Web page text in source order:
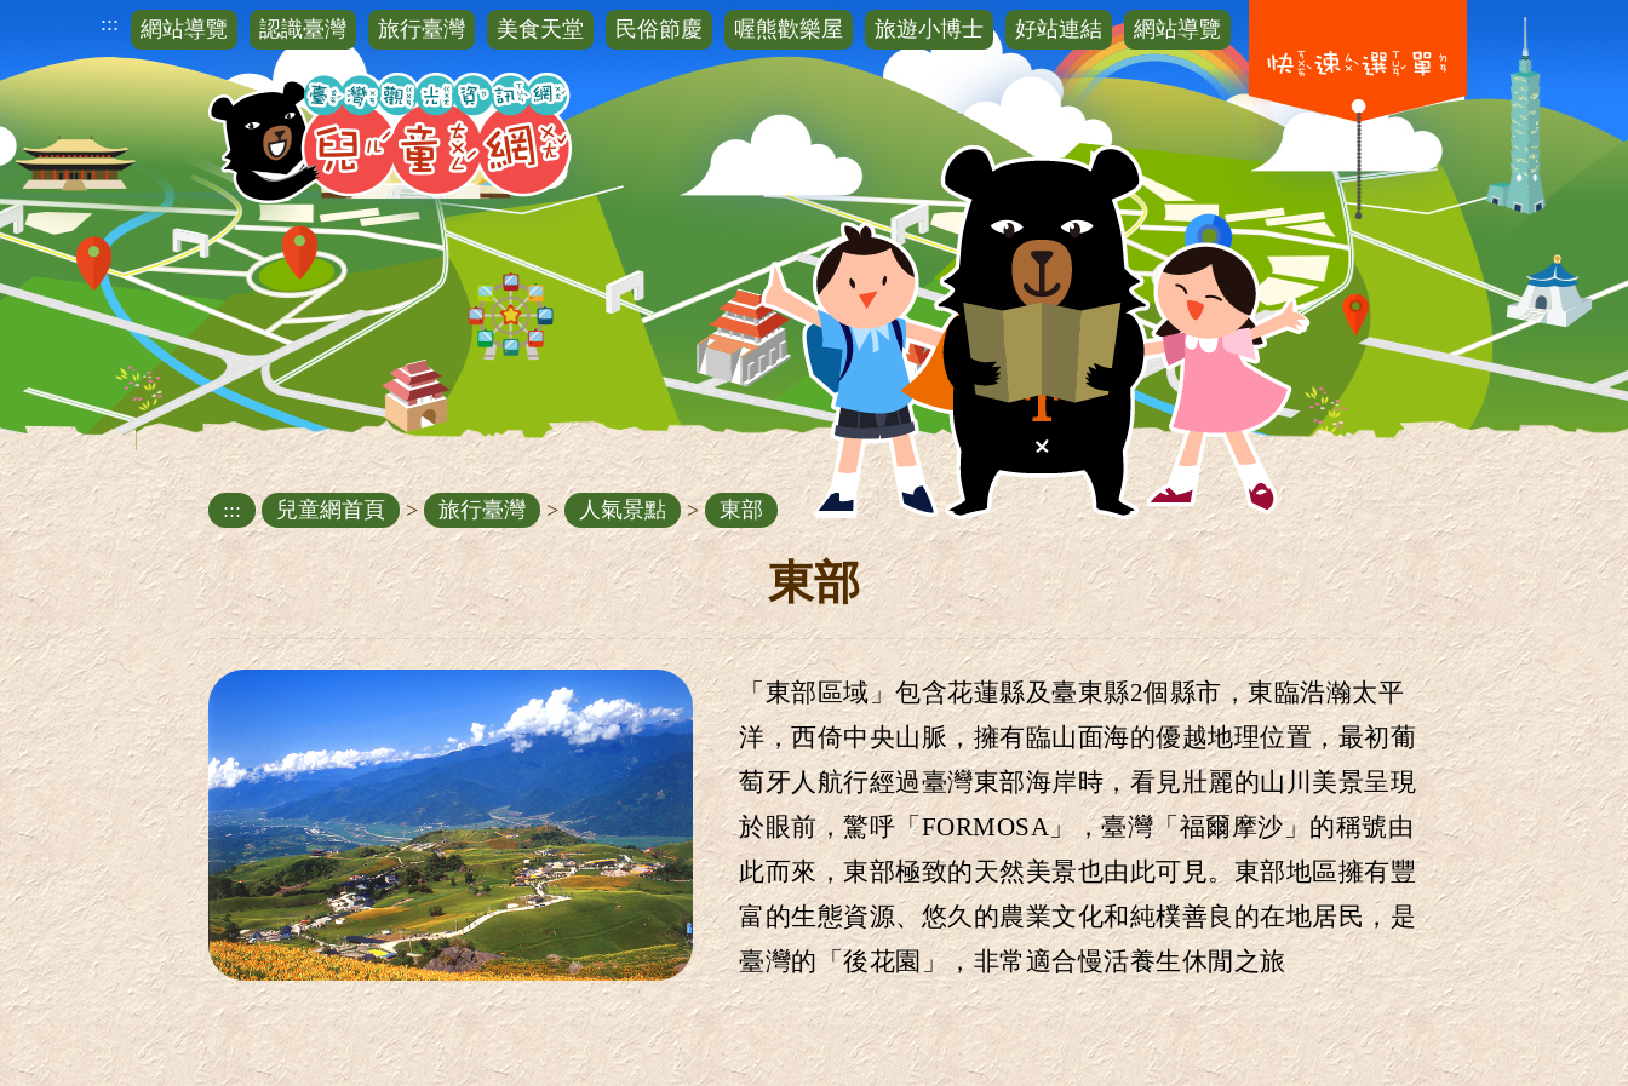
主
要
內
容
區
::: 網站導覽 認識臺灣 旅行臺灣 美食天堂 民俗節慶 喔熊歡樂屋 旅遊小博士 好站連結 網站導覽
::: 兒童網首頁 > 旅行臺灣 > 人氣景點 > 東部
東部
「東部區域」包含花蓮縣及臺東縣2個縣市，東臨浩瀚太平
洋，西倚中央山脈 ，擁有臨山面海的優越地理位置，最初葡
萄牙人航行經過臺灣東部海岸時， 看見壯麗的山川美景呈現
於眼前， 驚呼「FORMOSA」 ，臺灣「福爾摩沙」的稱號由
此而來，東部極致的天然美景也由此可見。東部地區擁有豐
富的生態資源、悠久的農業文化和純樸善良的在地居民 ，是
臺灣的「後花園」， 非常適合慢活養生休閒之旅